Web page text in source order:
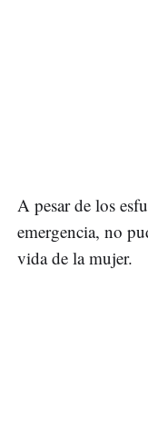
A pesar de los
emergencia, no
vida de la mujer.